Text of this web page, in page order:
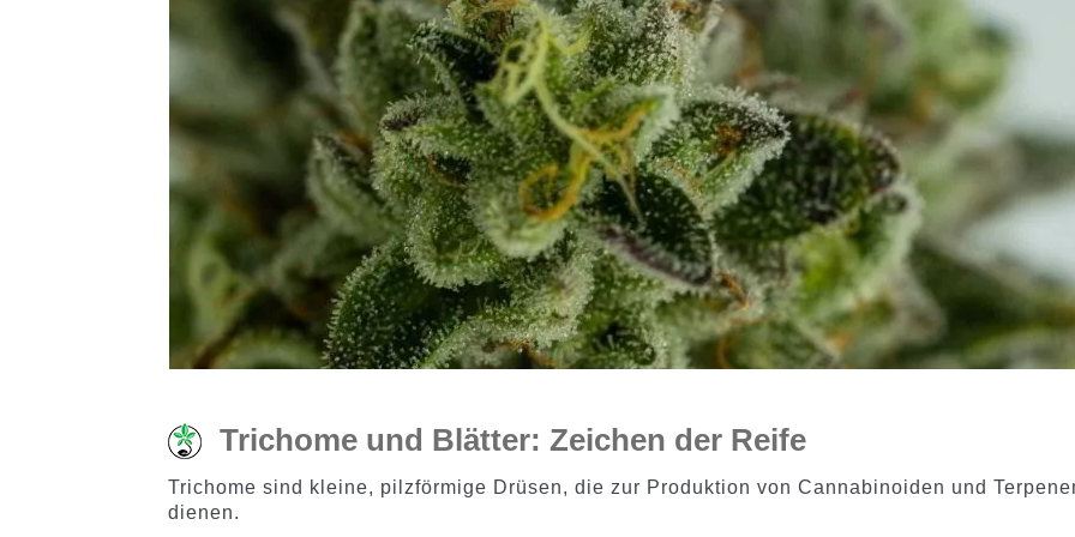
Trichome und Blätter: Zeichen der Reife
Trichome sind kleine, pilzförmige Drüsen, die zur Produktion von Cannabinoiden und
dienen.